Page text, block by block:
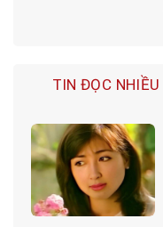
TIN ĐỌC NHIỀU